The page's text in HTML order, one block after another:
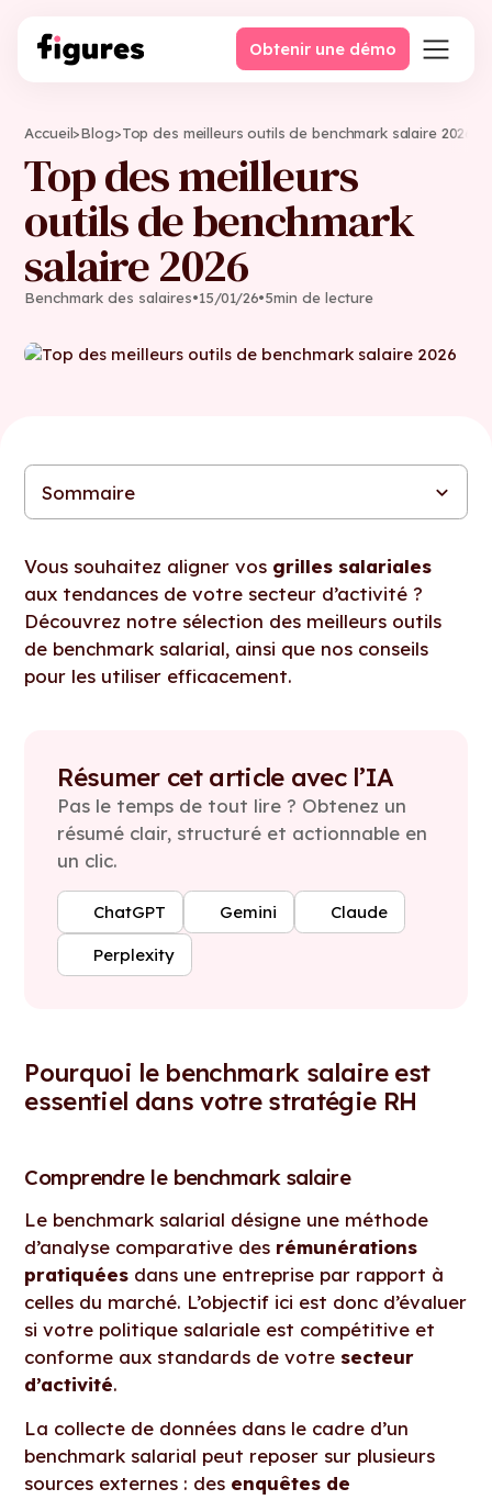
Obtenir une démo
Accueil>Blog>Top des meilleurs outils de benchmark salaire 2026
Top des meilleurs
outils de benchmark
salaire 2026
Benchmark des salaires•15/01/26•5min de lecture
Sommaire
stratégie RH
salaire
salaire
Vous souhaitez aligner vos grilles salariales
aux tendances de votre secteur d’activité ?
Découvrez notre sélection des meilleurs outils
de benchmark salarial, ainsi que nos conseils
pour les utiliser efficacement.
Résumer cet article avec l’IA
Pas le temps de tout lire ? Obtenez un
résumé clair, structuré et actionnable en
un clic.
ChatGPT Gemini Claude
Perplexity
Pourquoi le benchmark salaire est
essentiel dans votre stratégie RH
Comprendre le benchmark salaire
Le benchmark salarial désigne une méthode
d’analyse comparative des rémunérations
pratiquées dans une entreprise par rapport à
celles du marché. L’objectif ici est donc d’évaluer
si votre politique salariale est compétitive et
conforme aux standards de votre secteur
d’activité.
La collecte de données dans le cadre d’un
benchmark salarial peut reposer sur plusieurs
sources externes : des enquêtes de